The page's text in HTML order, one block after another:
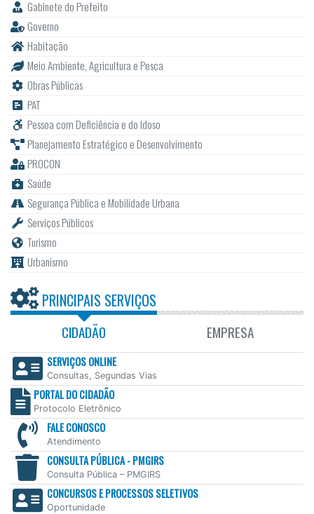
Gabinete do Prefeito
Governo
Habitação
Meio Ambiente, Agricultura e Pesca
Obras Públicas
PAT
Pessoa com Deficiência e do Idoso
Planejamento Estratégico e Desenvolvimento
PROCON
Saúde
Segurança Pública e Mobilidade Urbana
Serviços Públicos
Turismo
Urbanismo
PRINCIPAIS SERVIÇOS
CIDADÃO EMPRESA
SERVIÇOS ONLINE
Consultas, Segundas Vias
PORTAL DO CIDADÃO
Protocolo Eletrônico
FALE CONOSCO
Atendimento
CONSULTA PÚBLICA - PMGIRS
Consulta Pública – PMGIRS
CONCURSOS E PROCESSOS SELETIVOS
Oportunidade